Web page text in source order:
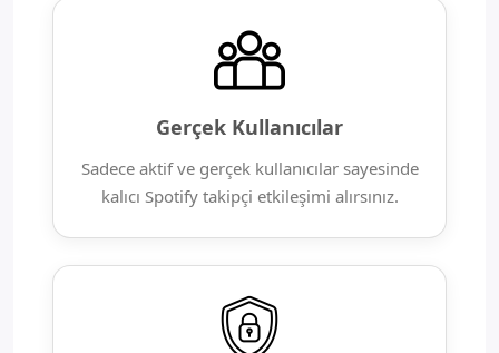
Gerçek Kullanıcılar
Sadece aktif ve gerçek kullanıcılar sayesinde
kalıcı Spotify takipçi etkileşimi alırsınız.